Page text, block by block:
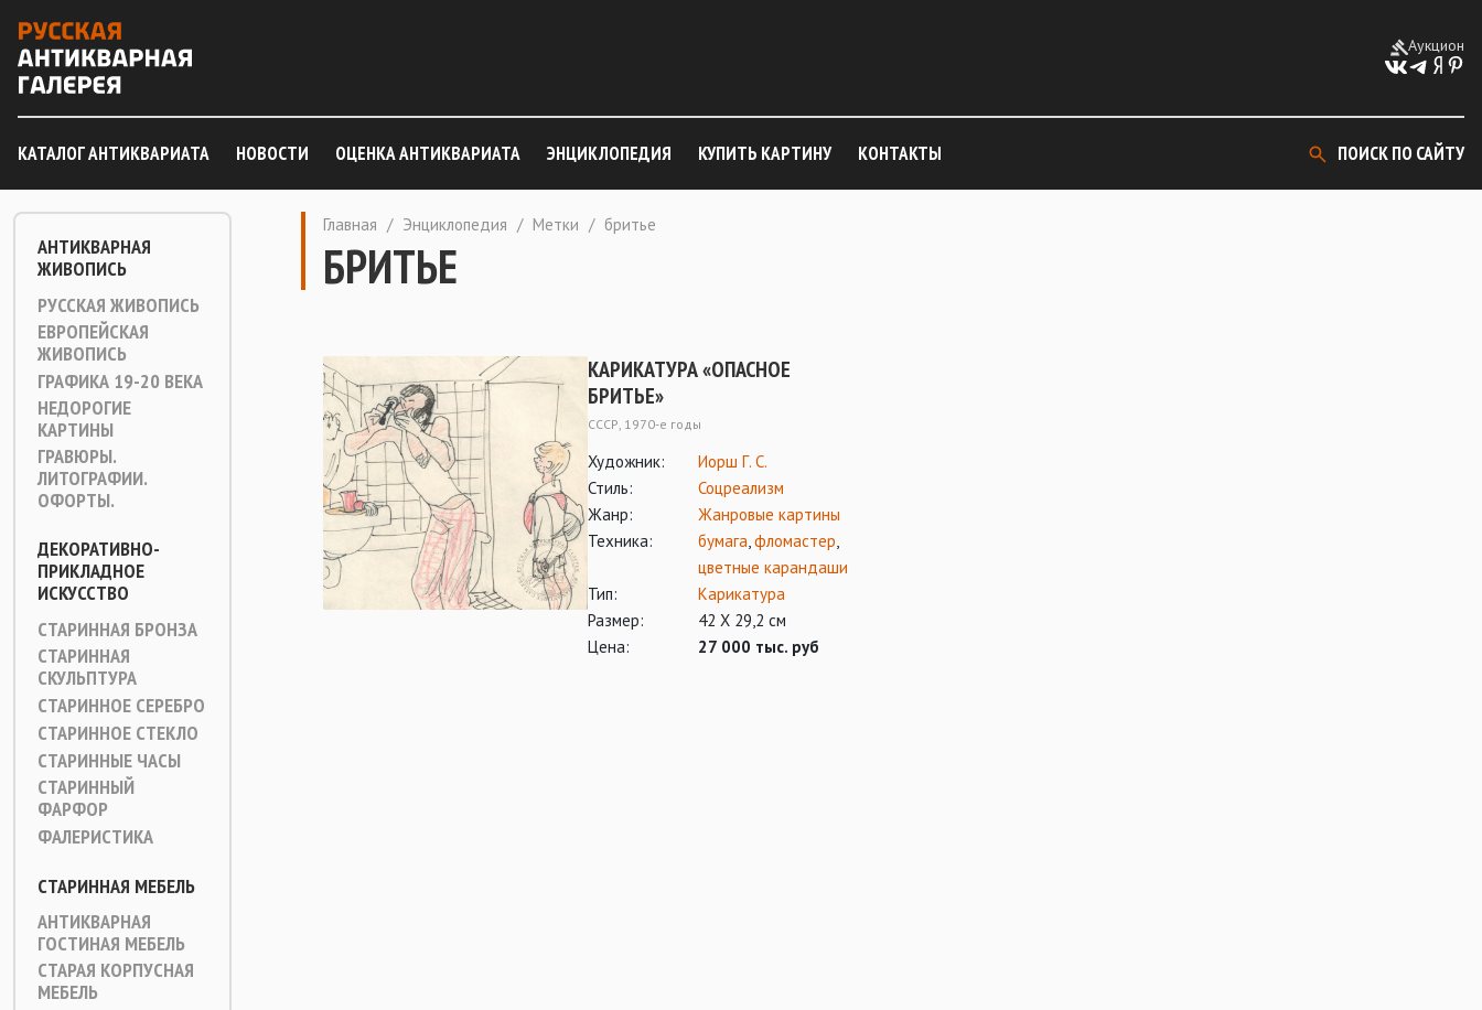
Аукцион
КАТАЛОГ АНТИКВАРИАТА НОВОСТИ ОЦЕНКА АНТИКВАРИАТА ЭНЦИКЛОПЕДИЯ КУПИТЬ КАРТИНУ КОНТАКТЫ ПОИСК ПО САЙТУ
АНТИКВАРНАЯ
ЖИВОПИСЬ
РУССКАЯ ЖИВОПИСЬ
ЕВРОПЕЙСКАЯ
ЖИВОПИСЬ
ГРАФИКА 19-20 ВЕКА
НЕДОРОГИЕ
КАРТИНЫ
ГРАВЮРЫ.
ЛИТОГРАФИИ.
ОФОРТЫ.
ДЕКОРАТИВНО-
ПРИКЛАДНОЕ
ИСКУССТВО
СТАРИННАЯ БРОНЗА
СТАРИННАЯ
СКУЛЬПТУРА
СТАРИННОЕ СЕРЕБРО
СТАРИННОЕ СТЕКЛО
СТАРИННЫЕ ЧАСЫ
СТАРИННЫЙ
ФАРФОР
ФАЛЕРИСТИКА
СТАРИННАЯ МЕБЕЛЬ
АНТИКВАРНАЯ
ГОСТИНАЯ МЕБЕЛЬ
СТАРАЯ КОРПУСНАЯ
МЕБЕЛЬ
Главная / Энциклопедия / Метки / бритье
БРИТЬЕ
КАРИКАТУРА «ОПАСНОЕ
БРИТЬЕ»
СССР, 1970-е годы
Художник:
Иорш Г. С.
Стиль:
Соцреализм
Жанр:
Жанровые картины
Техника:
бумага,фломастер,
цветные карандаши
Тип:
Карикатура
Размер:
42 Х 29,2 см
Цена:
27 000 тыс. руб